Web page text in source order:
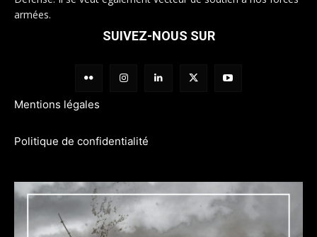
armées.
SUIVEZ-NOUS SUR
Mentions légales
Politique de confidentialité